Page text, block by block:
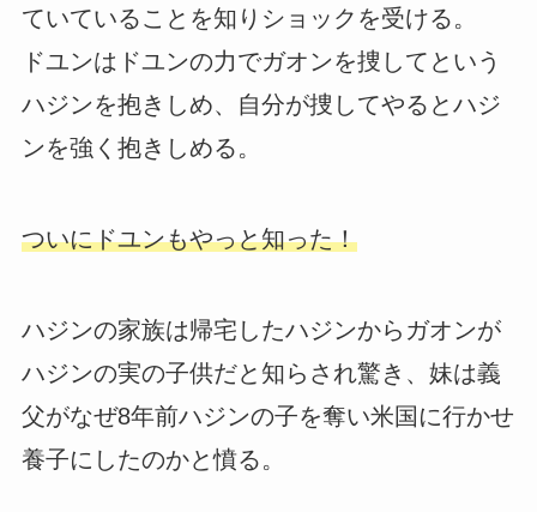
ていていることを知りショックを受ける。
ドユンはドユンの力でガオンを捜してという
ハジンを抱きしめ、自分が捜してやるとハジ
ンを強く抱きしめる。
ついにドユンもやっと知った！
ハジンの家族は帰宅したハジンからガオンが
ハジンの実の子供だと知らされ驚き、妹は義
父がなぜ8年前ハジンの子を奪い米国に行かせ
養子にしたのかと憤る。